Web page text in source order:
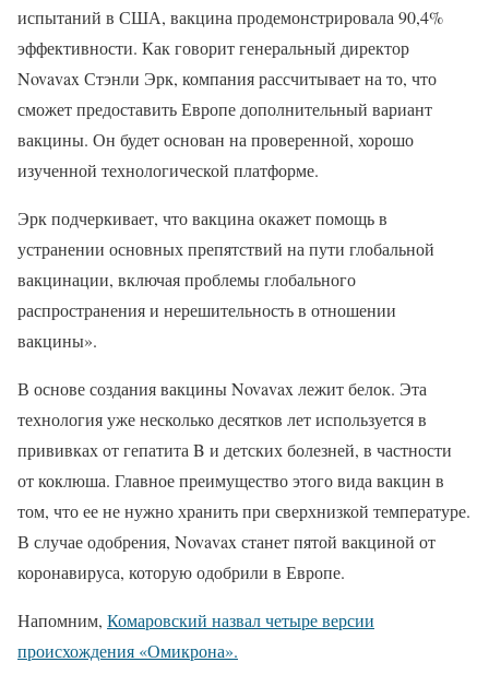
испытаний в США, вакцина продемонстрировала 90,4%
эффективности. Как говорит генеральный директор
Novavax Стэнли Эрк, компания рассчитывает на то, что
сможет предоставить Европе дополнительный вариант
вакцины. Он будет основан на проверенной, хорошо
изученной технологической платформе.
Эрк подчеркивает, что вакцина окажет помощь в
устранении основных препятствий на пути глобальной
вакцинации, включая проблемы глобального
распространения и нерешительность в отношении
вакцины».
В основе создания вакцины Novavax лежит белок. Эта
технология уже несколько десятков лет используется в
прививках от гепатита B и детских болезней, в частности
от коклюша. Главное преимущество этого вида вакцин в
том, что ее не нужно хранить при сверхнизкой температуре.
В случае одобрения, Novavax станет пятой вакциной от
коронавируса, которую одобрили в Европе.
Напомним, Комаровский назвал четыре версии
происхождения «Омикрона».